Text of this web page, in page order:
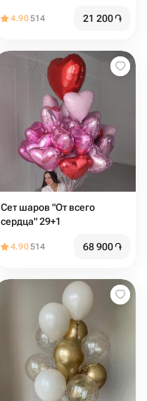
4.90514 21 200֏
Сет шаров "От всего
сердца" 29+1
4.90514 68 900֏